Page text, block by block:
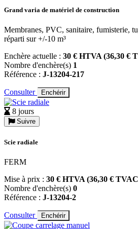
Grand varia de matériel de construction
Membranes, PVC, sanitaire, fumisterie,
réparti sur +/-10 m³
Enchère actuelle : 30 € HTVA (36,30 €
Nombre d'enchère(s) 1
Référence : J-13204-217
Consulter Enchérir
8 jours
Suivre
Scie radiale
FERM
Mise à prix : 30 € HTVA (36,30 €
Nombre d'enchère(s) 0
Référence : J-13204-2
Consulter Enchérir